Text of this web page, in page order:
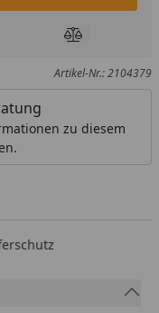
hinzufügenProdukt
Artikel-Nr.: 2104379
zu diesem